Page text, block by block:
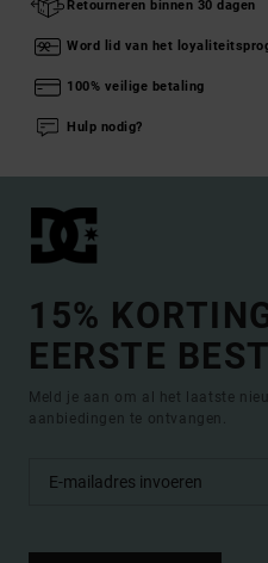
Retourneren binnen 30 dagen
Word lid van het
100% veilige betaling
Hulp nodig?
15%
EERSTE
Meld je aan om al het laatste
aanbiedingen te ontvangen.